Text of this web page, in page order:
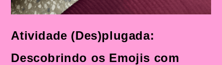
Atividade (Des)plugada:
Descobrindo os Emojis com